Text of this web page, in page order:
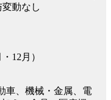
動なし
12月）
車、機械・金属、電